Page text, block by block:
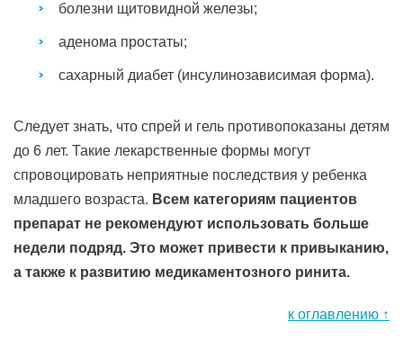
болезни щитовидной железы;
аденома простаты;
сахарный диабет (инсулинозависимая форма).
Следует знать, что спрей и гель противопоказаны детям
до 6 лет. Такие лекарственные формы могут
спровоцировать неприятные последствия у ребенка
младшего возраста. Всем категориям пациентов
препарат не рекомендуют использовать больше
недели подряд. Это может привести к привыканию,
а также к развитию медикаментозного ринита.
к оглавлению ↑